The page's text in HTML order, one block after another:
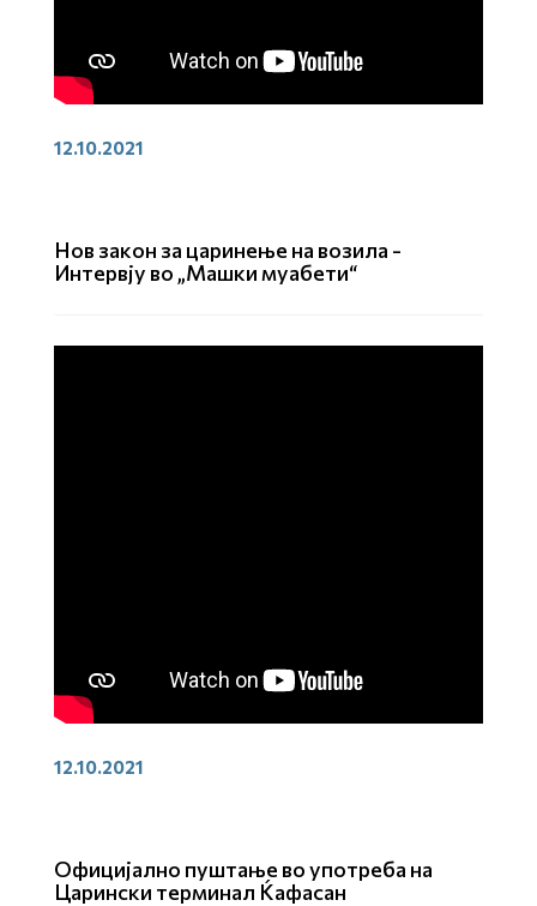
12.10.2021
Нов закон за царинење на возила -
Интервју во „Машки муабети“
12.10.2021
Официјално пуштање во употреба на
Царински терминал Ќафасан